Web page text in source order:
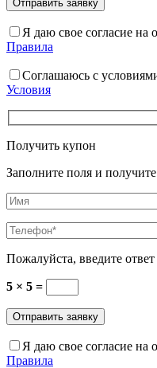
Я даю свое согласие на
Правила
Соглашаюсь с
Условия
Получить купон
Заполните поля и
Пожалуйста, введите
5 × 5 =
Я даю свое согласие на
Правила